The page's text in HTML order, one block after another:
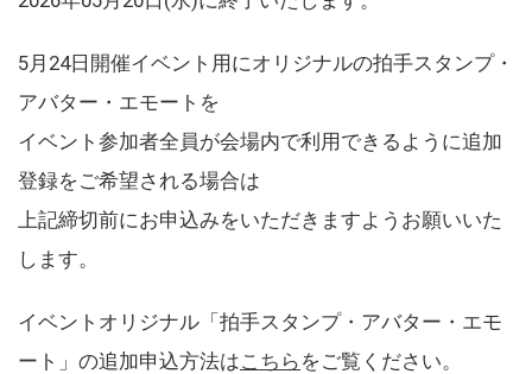
5月24日開催イベント用にオリジナルの拍手スタンプ・
アバター・エモートを
イベント参加者全員が会場内で利用できるように追加
登録をご希望される場合は
上記締切前にお申込みをいただきますようお願いいた
します。
イベントオリジナル「拍手スタンプ・アバター・エモ
ート」の追加申込方法はこちら をご覧ください。